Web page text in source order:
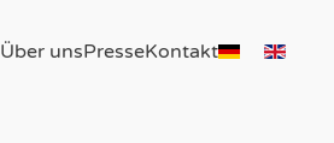
Über unsPresseKontakt